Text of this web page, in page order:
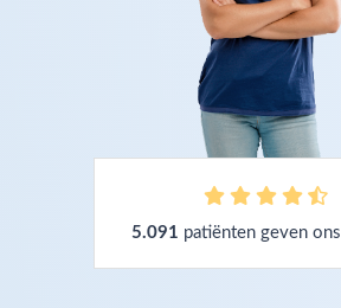
5.091 patiënten geven ons